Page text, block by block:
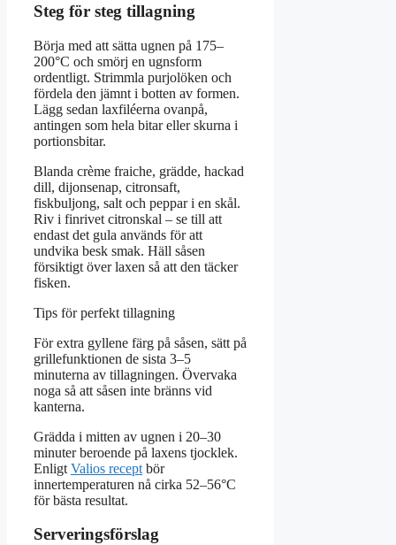
Steg för steg tillagning
Börja med att sätta ugnen på 175–
200°C och smörj en ugnsform
ordentligt. Strimmla purjolöken och
fördela den jämnt i botten av formen.
Lägg sedan laxfiléerna ovanpå,
antingen som hela bitar eller skurna i
portionsbitar.
Blanda crème fraiche, grädde, hackad
dill, dijonsenap, citronsaft,
fiskbuljong, salt och peppar i en skål.
Riv i finrivet citronskal – se till att
endast det gula används för att
undvika besk smak. Häll såsen
försiktigt över laxen så att den täcker
fisken.
Tips för perfekt tillagning
För extra gyllene färg på såsen, sätt på
grillefunktionen de sista 3–5
minuterna av tillagningen. Övervaka
noga så att såsen inte bränns vid
kanterna.
Grädda i mitten av ugnen i 20–30
minuter beroende på laxens tjocklek.
Enligt Valios recept bör
innertemperaturen nå cirka 52–56°C
för bästa resultat.
Serveringsförslag